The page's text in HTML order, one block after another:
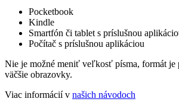
Pocketbook
Kindle
Smartfón či tablet s príslušnou
Počítač s príslušnou aplikáciou
Nie je možné meniť veľkosť písma, formát je
väčšie obrazovky.
Viac informácií v našich návodoch